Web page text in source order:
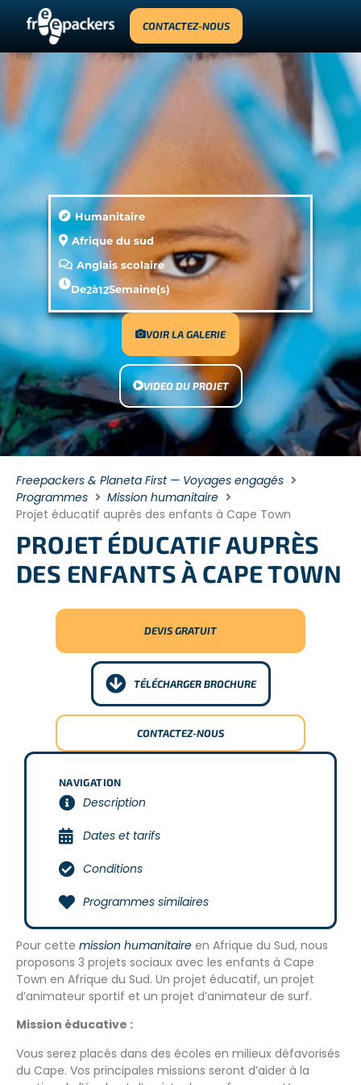
CONTACTEZ-NOUS
Humanitaire
Afrique du sud
Anglais scolaire
De2à12Semaine(s)
VOIR LA GALERIE
VIDEO DU PROJET
Freepackers & Planeta First — Voyages engagés
Programmes
Mission humanitaire
Projet éducatif auprès des enfants à Cape Town
PROJET ÉDUCATIF AUPRÈS
DES ENFANTS À CAPE TOWN
DEVIS GRATUIT
TÉLÉCHARGER BROCHURE
CONTACTEZ-NOUS
NAVIGATION
Description
Dates et tarifs
Conditions
Programmes similaires
Pour cette mission humanitaire en Afrique du Sud, nous
proposons 3 projets sociaux avec les enfants à Cape
Town en Afrique du Sud. Un projet éducatif, un projet
d’animateur sportif et un projet d’animateur de surf.
Mission éducative :
Vous serez placés dans des écoles en milieux défavorisés
du Cape. Vos principales missions seront d’aider à la